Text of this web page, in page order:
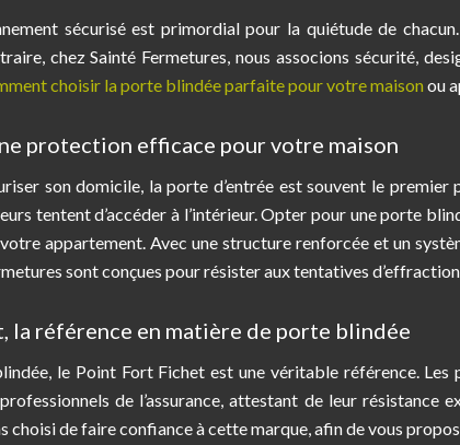
sécurisé est primordial pour la quiétude de
chez Sainté Fermetures, nous associons sécurité,
choisir la porte blindée parfaite pour votre maison ou
protection efficace pour votre maison
son domicile, la porte d’entrée est souvent le
tentent d’accéder à l’intérieur. Opter pour une porte
appartement. Avec une structure renforcée et un
sont conçues pour résister aux tentatives
la référence en matière de porte blindée
le Point Fort Fichet est une véritable référence.
de l’assurance, attestant de leur résistance
choisi de faire confiance à cette marque, afin de vous